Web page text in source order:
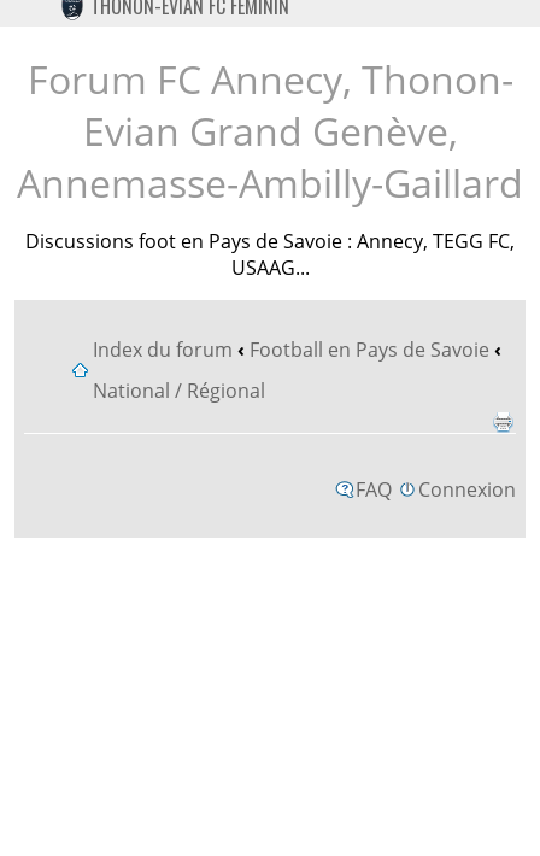
TWITTER
INSTAGRAM
THONON-EVIAN FC FÉMININ
Forum FC Annecy, Thonon-
Evian Grand Genève,
Annemasse-Ambilly-Gaillard
Discussions foot en Pays de Savoie : Annecy, TEGG FC,
USAAG...
Index du forum ‹ Football en Pays de Savoie ‹
National / Régional
FAQ Connexion